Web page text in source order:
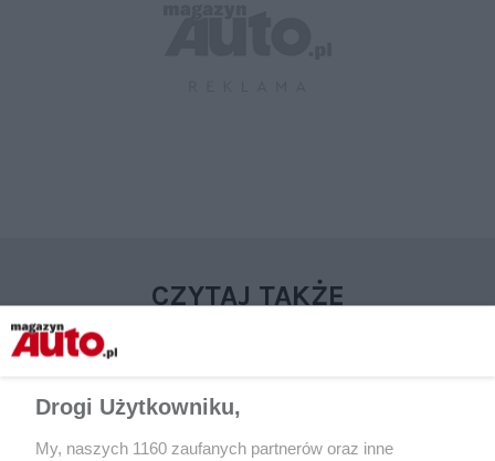
CZYTAJ TAKŻE
Drogi Użytkowniku,
My, naszych 1160 zaufanych partnerów oraz inne